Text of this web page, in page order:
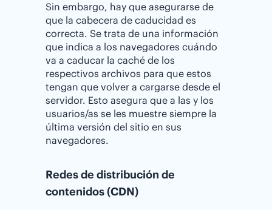
Sin embargo, hay que asegurarse de
que la cabecera de caducidad es
correcta. Se trata de una información
que indica a los navegadores cuándo
va a caducar la caché de los
respectivos archivos para que estos
tengan que volver a cargarse desde el
servidor. Esto asegura que a las y los
usuarios/as se les muestre siempre la
última versión del sitio en sus
navegadores.
Redes de distribución de
contenidos (CDN)